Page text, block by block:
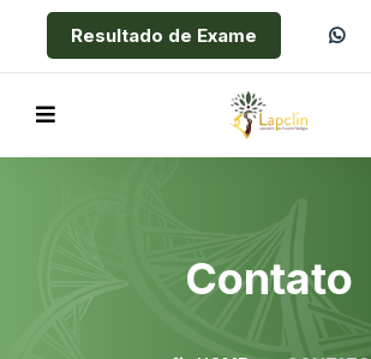
Resultado de Exame
Contato